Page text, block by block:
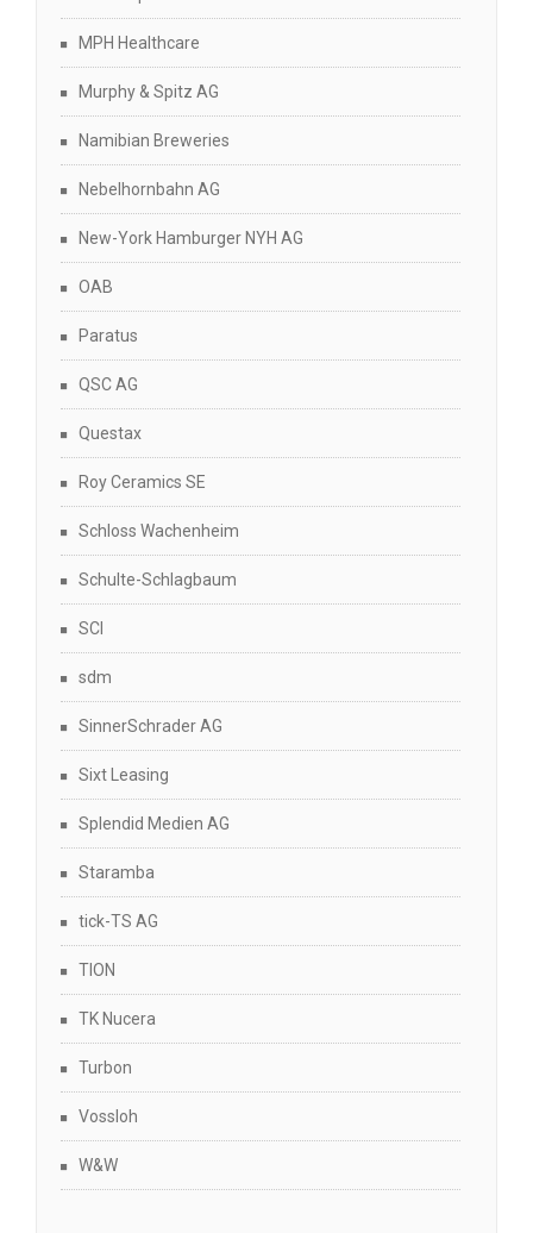
MPH Healthcare
Murphy & Spitz AG
Namibian Breweries
Nebelhornbahn AG
New-York Hamburger NYH AG
OAB
Paratus
QSC AG
Questax
Roy Ceramics SE
Schloss Wachenheim
Schulte-Schlagbaum
SCI
sdm
SinnerSchrader AG
Sixt Leasing
Splendid Medien AG
Staramba
tick-TS AG
TION
TK Nucera
Turbon
Vossloh
W&W